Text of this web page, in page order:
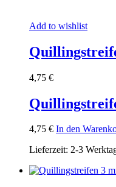
Add to wishlist
4,75 €
4,75 € In den
Lieferzeit: 2-3